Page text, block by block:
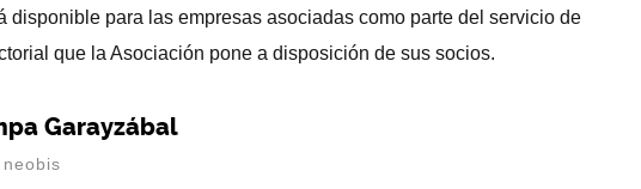
disponible para las empresas asociadas como parte del servicio de
que la Asociación pone a disposición de sus socios.
Garayzábal